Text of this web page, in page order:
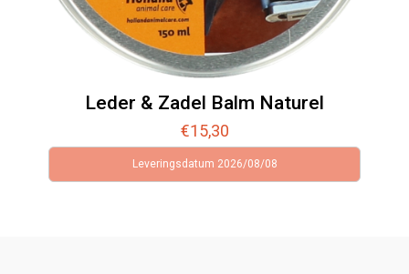
Leder & Zadel Balm Naturel
€15,30
Leveringsdatum 2026/08/08